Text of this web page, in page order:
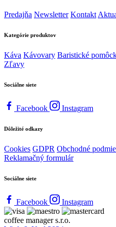
Predajňa Newsletter Kontakt
Kategórie produktov
Káva Kávovary Baristické
Zľavy
Sociálne siete
Facebook Instagram
Dôležité odkazy
Cookies GDPR Obchodné
Reklamačný formulár
Sociálne siete
Facebook Instagram
coffee manager s.r.o.